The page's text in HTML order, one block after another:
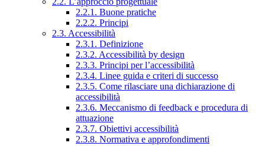
2.2.1. Buone pratiche
2.2.2. Principi
2.3. Accessibilità
2.3.1. Definizione
2.3.2. Accessibilità by design
2.3.3. Principi per l’accessibilità
2.3.4. Linee guida e criteri di successo
2.3.5. Come rilasciare una dichiarazione di
accessibilità
2.3.6. Meccanismo di feedback e procedura di
attuazione
2.3.7. Obiettivi accessibilità
2.3.8. Normativa e approfondimenti